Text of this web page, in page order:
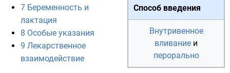
Способ введения
Внутривенное
вливание и
перорально
7 Беременность и
лактация
8 Особые указания
9 Лекарственное
взаимодействие